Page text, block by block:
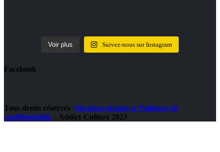
Voir plus Suivez-nous sur Instagram
Facebook
Tous droits réservés -Mentions légales et Politique de
confidentialité. - Addict-Culture 2023